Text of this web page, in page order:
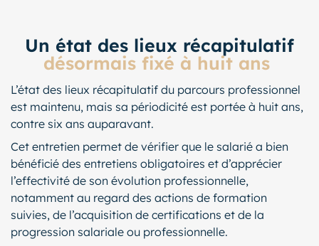
Un état des lieux récapitulatif
désormais fixé à huit ans
L’état des lieux récapitulatif du parcours professionnel
est maintenu, mais sa périodicité est portée à huit ans,
contre six ans auparavant.
Cet entretien permet de vérifier que le salarié a bien
bénéficié des entretiens obligatoires et d’apprécier
l’effectivité de son évolution professionnelle,
notamment au regard des actions de formation
suivies, de l’acquisition de certifications et de la
progression salariale ou professionnelle.